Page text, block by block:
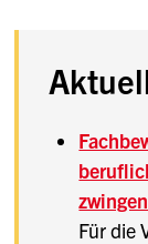
Für die